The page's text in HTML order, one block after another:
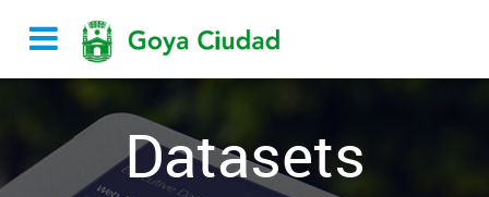
Datasets